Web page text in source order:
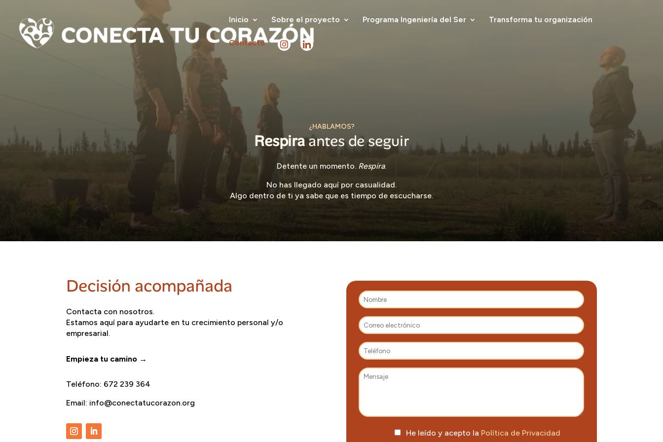
Inicio Sobre el proyecto Programa Ingeniería del Ser Transforma tu organización
Contacto
¿HABLAMOS?
Respiraantes de seguir
Detente un momento. Respira.
No has llegado aquí por casualidad.
Algo dentro de ti ya sabe que es tiempo de escucharse.
Decisión acompañada
Contacta con nosotros.
Estamos aquí para ayudarte en tu crecimiento personal y/o
empresarial.
Empieza tu camino →
Teléfono: 672 239 364
Email: info@conectatucorazon.org
He leído y acepto la Política de Privacidad